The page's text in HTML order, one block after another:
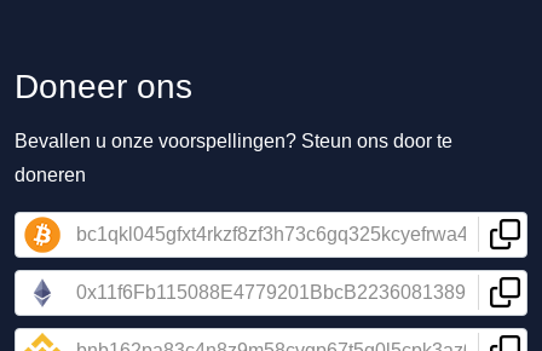
Doneer ons
Bevallen u onze voorspellingen? Steun ons door te
doneren